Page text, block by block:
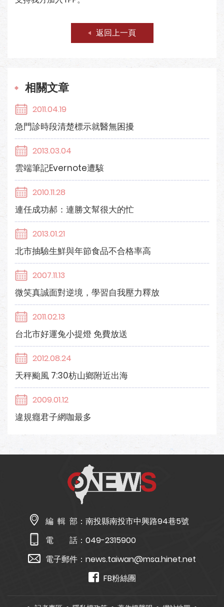
返回上一頁
相關文章
2011.04.19
急門診時段清楚標示就醫無困擾
2013.03.04
雲端筆記Evernote遭駭
2010.11.28
連任成功郝：連勝文幫很大的忙
2013.01.21
北市抽驗生鮮與年節食品不合格率高
2007.11.13
微笑真誠面對逆境，學習自我壓力釋放
2011.02.13
台北市好運兔小提燈 免費放送
2012.08.24
天秤颱風 7:30枋山鄉附近出海
2009.01.12
違規癮君子網咖最多
編 輯 部： 南投縣南投市中興路94巷5號
電 話： 049-2315900
電子郵件： news.taiwan@msa.hinet.net
FB粉絲團